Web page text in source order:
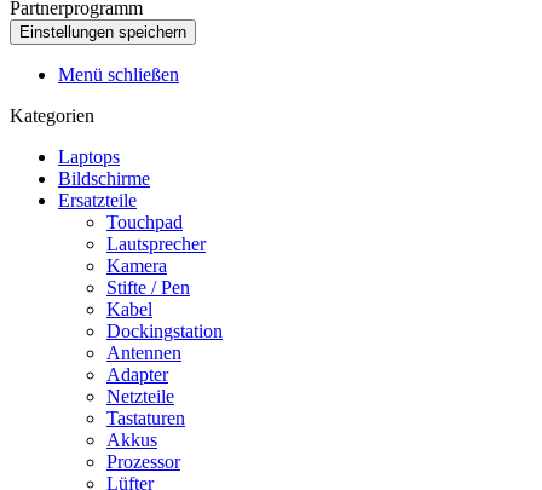
Partnerprogramm
Menü schließen
Kategorien
Laptops
Bildschirme
Ersatzteile
Touchpad
Lautsprecher
Kamera
Stifte / Pen
Kabel
Dockingstation
Antennen
Adapter
Netzteile
Tastaturen
Akkus
Prozessor
Lüfter